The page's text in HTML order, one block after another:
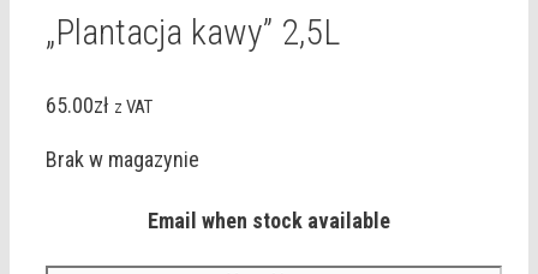
„Plantacja kawy” 2,5L
65.00zł z VAT
Brak w magazynie
Email when stock available